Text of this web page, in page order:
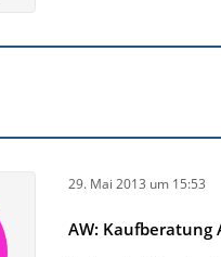
29. Mai 2013 um 15:53
AW: Kaufberatung